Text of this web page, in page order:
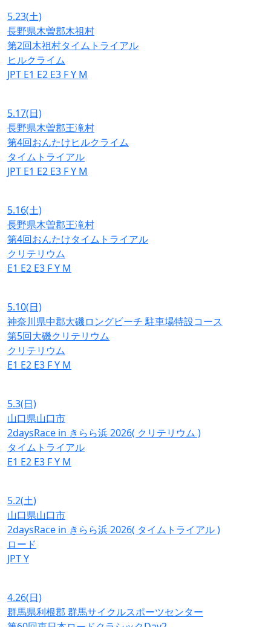
5.23(土)
長野県木曽郡木祖村
第2回木祖村タイムトライアル
ヒルクライム
JPT E1 E2 E3 FY M
5.17(日)
長野県木曽郡王滝村
第4回おんたけヒルクライム
タイムトライアル
JPT E1 E2 E3 FY M
5.16(土)
長野県木曽郡王滝村
第4回おんたけタイムトライアル
クリテリウム
E1 E2 E3 FY M
5.10(日)
神奈川県中郡大磯ロングビーチ 駐車場特設コース
第5回大磯クリテリウム
クリテリウム
E1 E2 E3 FY M
5.3(日)
山口県山口市
2daysRace in きらら浜 2026( クリテリウム )
タイムトライアル
E1 E2 E3 FY M
5.2(土)
山口県山口市
2daysRace in きらら浜 2026( タイムトライアル )
ロード
JPTY
4.26(日)
群馬県利根郡 群馬サイクルスポーツセンター